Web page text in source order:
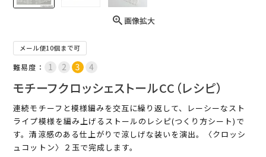
画像拡大
メール便10個まで可
難易度：
モチーフクロッシェストールCC（レシピ）
連続モチーフと模様編みを交互に繰り返して、レーシーなスト
ライプ模様を編み上げるストールのレシピ(つくり方シート)で
す。清涼感のある仕上がりで涼しげな装いを演出。〈クロッシ
ュコットン〉２玉で完成します。